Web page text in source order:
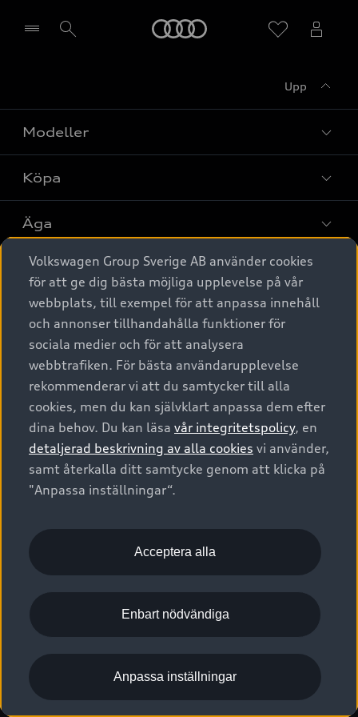
Upp
Modeller
Alla modeller
Elbilar
A6 modellerna
SUV
Avant
Audi Sport
Köpa
Privaterbjudanden
Privatleasing
Nya bilar i lager
Begagnade bilar i lager
Audi approved :plus - så gott som nya
Finansiering
Audi exclusive
Provkörning
Äga
Service & tillbehör
Audi digital services
Originaltillbehör - köp online
Garantier
Försäkring
Digitala manualer för din Audi
Audi Collection – livsstilsartiklar
Vanliga frågor
2G/3G nätet stängs ned - Hur påverkas min bil av detta?
Tjänstebil
Tjänstebil
Business lease online
Företagsleasing
Om Audi Sverige
Kontakta oss
Audi Återförsäljare/-serviceverkstad
myAudi
Pressmeddelanden
Nyhetsbrev
Vårt hållbarhetsarbete
Lediga tjänster huvudkontor
Lediga tjänster hos Audi Återförsäljare
Kommentar till mediauppgifter om dataläcka
© 2026 AUDI SVERIGE. All Rights Reserved.
Utgivare Juridiskt
Juridiskt Audi AG
Juridiskt Audi Digital Giveaway
Anpassa inställningar för cookies
Visselblåsarkanaler
Volkswagen Group Sverige AB använder cookies
för att ge dig bästa möjliga upplevelse på vår
webbplats, till exempel för att anpassa innehåll
och annonser tillhandahålla funktioner för
sociala medier och för att analysera
webbtrafiken. För bästa användarupplevelse
rekommenderar vi att du samtycker till alla
cookies, men du kan självklart anpassa dem efter
dina behov. Du kan läsa vår integritetspolicy, en
detaljerad beskrivning av alla cookies vi använder,
samt återkalla ditt samtycke genom att klicka på
"Anpassa inställningar“.
Acceptera alla
Enbart nödvändiga
Anpassa inställningar